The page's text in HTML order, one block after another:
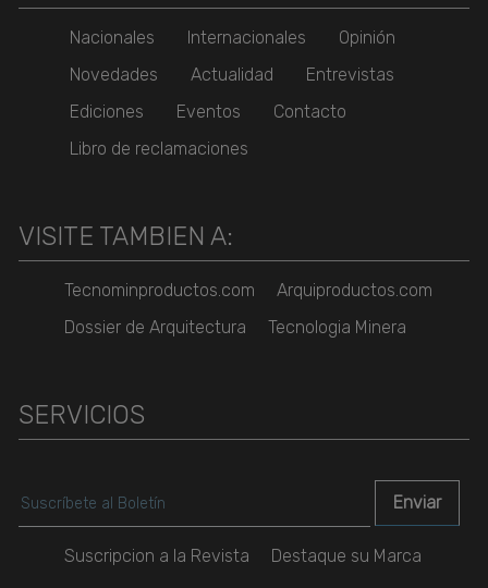
Nacionales Internacionales
Opinión
Novedades
Actualidad
Entrevistas
Ediciones
Eventos
Contacto
Libro de reclamaciones
VISITE TAMBIEN A:
Tecnominproductos.com
Arquiproductos.com
Dossier de Arquitectura
Tecnologia Minera
SERVICIOS
Suscripcion a la Revista Destaque su Marca